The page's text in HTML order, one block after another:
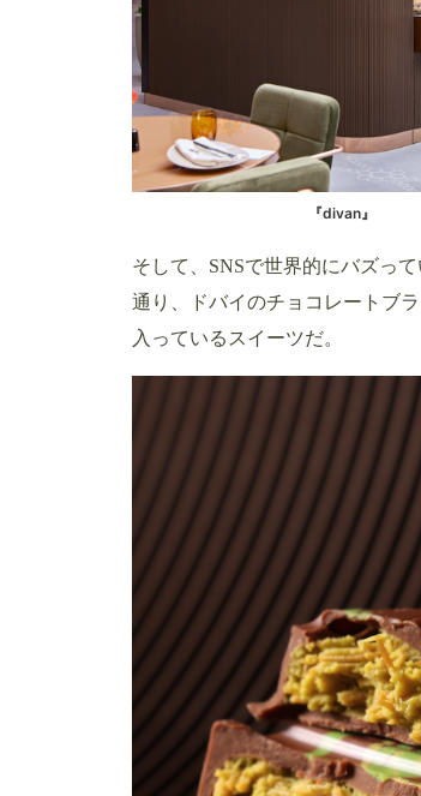
『divan』
そして、SNSで世界的にバズっ
通り、ドバイのチョコレートブ
入っているスイーツだ。